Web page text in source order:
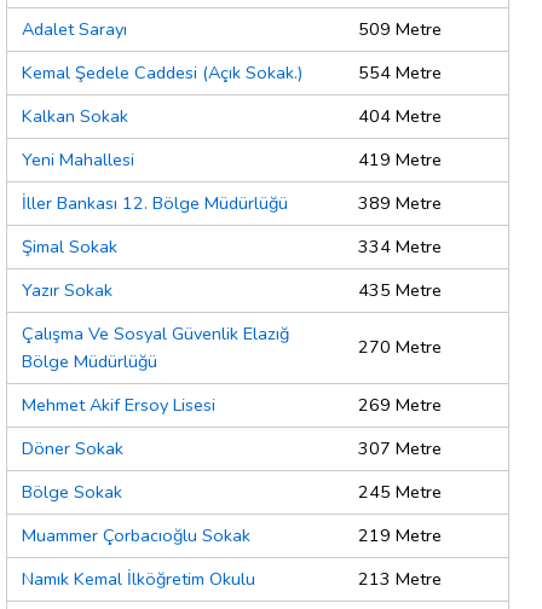
Adalet Sarayı
509 Metre
Kemal Şedele Caddesi (Açık Sokak.)
554 Metre
Kalkan Sokak
404 Metre
Yeni Mahallesi
419 Metre
İller Bankası 12. Bölge Müdürlüğü
389 Metre
Şimal Sokak
334 Metre
Yazır Sokak
435 Metre
Çalışma Ve Sosyal Güvenlik Elazığ
Bölge Müdürlüğü
270 Metre
Mehmet Akif Ersoy Lisesi
269 Metre
Döner Sokak
307 Metre
Bölge Sokak
245 Metre
Muammer Çorbacıoğlu Sokak
219 Metre
Namık Kemal İlköğretim Okulu
213 Metre